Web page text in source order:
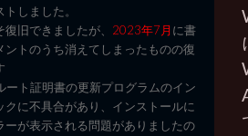
しました。
旧できましたが、 2023年7月に書
ントのうち消えてしまったものの復
ート証明書の更新プログラムのイン
クに不具合があり、インストールに
ーが表示される問題がありましたの